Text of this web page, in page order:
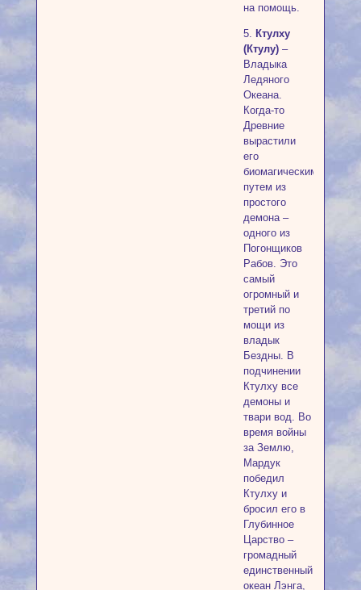
на помощь.
5.
Ктулху
(Ктулу)–
Владыка
Ледяного
Океана.
Когда-то
Древние
вырастили
его
биомагическим
путем из
простого
демона –
одного из
Погонщиков
Рабов. Это
самый
огромный и
третий по
мощи из
владык
Бездны. В
подчинении
Ктулху все
демоны и
твари вод. Во
время войны
за Землю,
Мардук
победил
Ктулху и
бросил его в
Глубинное
Царство –
громадный
единственный
океан Лэнга,